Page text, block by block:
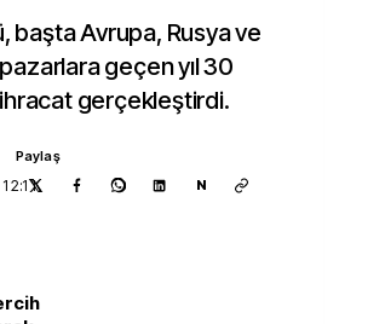
başta Avrupa, Rusya ve
geçen yıl 30
gerçekleştirdi.
Paylaş
N